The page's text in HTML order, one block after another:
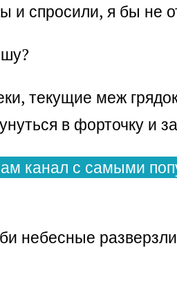
и спросили, я бы не
текущие меж
в форточку и
канал с самыми
небесные